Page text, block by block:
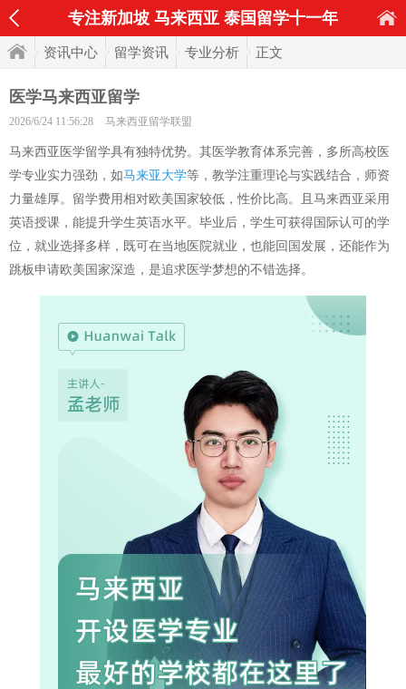
专注新加坡 马来西亚 泰国留学十一年
资讯中心 留学资讯 专业分析 正文
医学马来西亚留学
2026/6/24 11:56:28 马来西亚留学联盟
马来西亚医学留学具有独特优势。其医学教育体系完善，多所高校医
学专业实力强劲，如马来亚大学等，教学注重理论与实践结合，师资
力量雄厚。留学费用相对欧美国家较低，性价比高。且马来西亚采用
英语授课，能提升学生英语水平。毕业后，学生可获得国际认可的学
位，就业选择多样，既可在当地医院就业，也能回国发展，还能作为
跳板申请欧美国家深造，是追求医学梦想的不错选择。